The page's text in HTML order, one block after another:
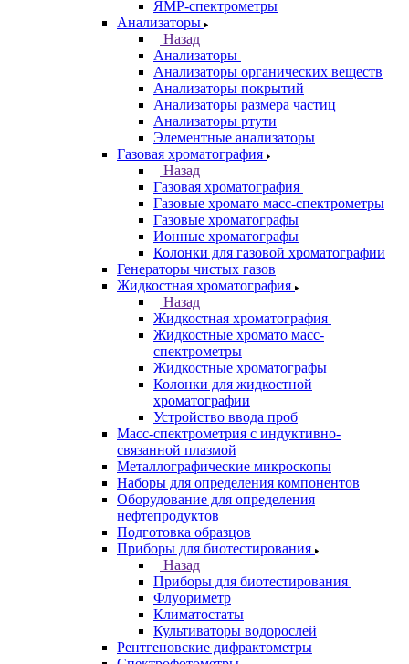
Масс спектрометры
Оптико-эмиссионные спектрометры
Портативные
рентгенофлуоресцентные анализаторы
Приставки к спектрометрам
Рамановские спектрометры
Расходные материалы
Рентгенофлуоресцентные
спектрометры
Спектрометры атомно-абсорбционные
Спектрофлуориметры
ЭПР спектрометры
ЯМР-спектрометры
Анализаторы
Назад
Анализаторы
Анализаторы органических веществ
Анализаторы покрытий
Анализаторы размера частиц
Анализаторы ртути
Элементные анализаторы
Газовая хроматография
Назад
Газовая хроматография
Газовые хромато масс-спектрометры
Газовые хроматографы
Ионные хроматографы
Колонки для газовой хроматографии
Генераторы чистых газов
Жидкостная хроматография
Назад
Жидкостная хроматография
Жидкостные хромато масс-
спектрометры
Жидкостные хроматографы
Колонки для жидкостной
хроматографии
Устройство ввода проб
Масс-спектрометрия с индуктивно-
связанной плазмой